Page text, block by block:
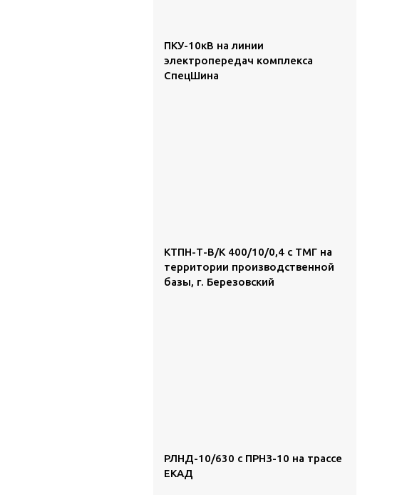
ПКУ-10кВ на линии
электропередач комплекса
СпецШина
КТПН-Т-В/К 400/10/0,4 с ТМГ на
территории производственной
базы, г. Березовский
РЛНД-10/630 с ПРНЗ-10 на трассе
ЕКАД